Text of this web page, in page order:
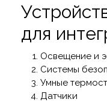
для
Освещение и
Системы
Умные
Датчики